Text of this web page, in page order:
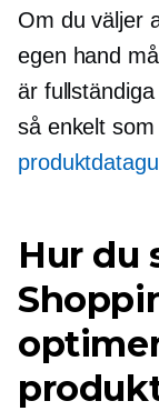
Om du väljer
egen hand
är
så enkelt som
Hur du